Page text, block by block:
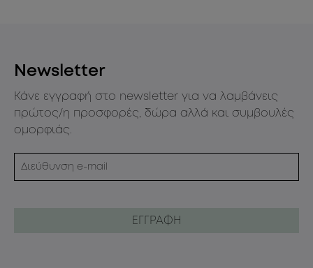
Newsletter
Κάνε εγγραφή στο newsletter για να λαμβάνεις
πρώτος/η προσφορές, δώρα αλλά και συμβουλές
ομορφιάς.